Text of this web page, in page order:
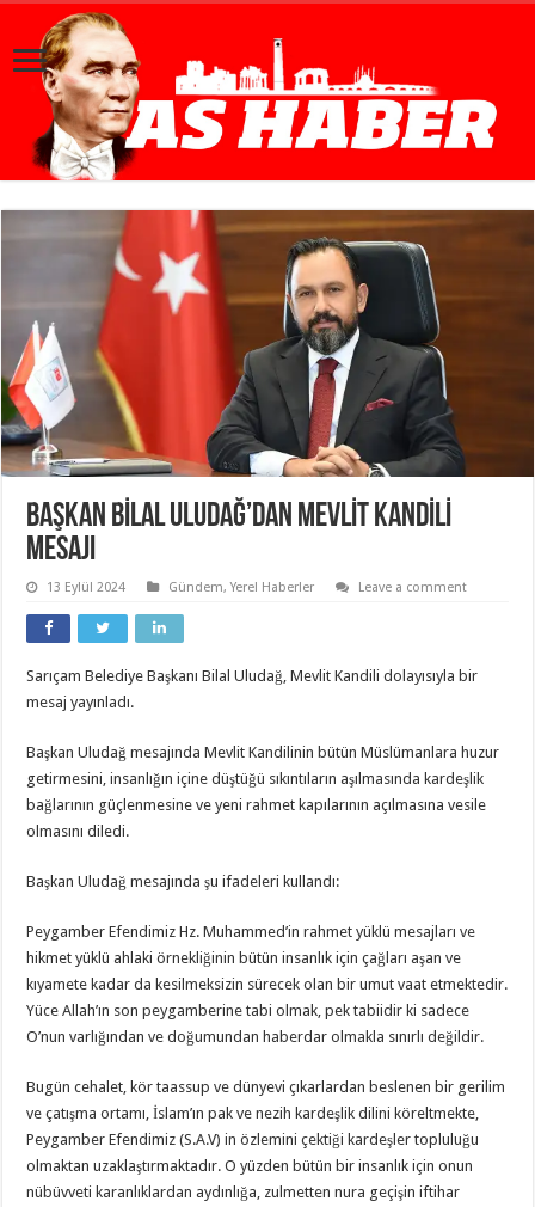
BAŞKAN BİLAL ULUDAĞ’DAN MEVLİT KANDİLİ
MESAJI
13 Eylül 2024 Gündem,Yerel Haberler Leave a comment
Sarıçam Belediye Başkanı Bilal Uludağ, Mevlit Kandili dolayısıyla bir
mesaj yayınladı.
Başkan Uludağ mesajında Mevlit Kandilinin bütün Müslümanlara huzur
getirmesini, insanlığın içine düştüğü sıkıntıların aşılmasında kardeşlik
bağlarının güçlenmesine ve yeni rahmet kapılarının açılmasına vesile
olmasını diledi.
Başkan Uludağ mesajında şu ifadeleri kullandı:
Peygamber Efendimiz Hz. Muhammed’in rahmet yüklü mesajları ve
hikmet yüklü ahlaki örnekliğinin bütün insanlık için çağları aşan ve
kıyamete kadar da kesilmeksizin sürecek olan bir umut vaat etmektedir.
Yüce Allah’ın son peygamberine tabi olmak, pek tabiidir ki sadece
O’nun varlığından ve doğumundan haberdar olmakla sınırlı değildir.
Bugün cehalet, kör taassup ve dünyevi çıkarlardan beslenen bir gerilim
ve çatışma ortamı, İslam’ın pak ve nezih kardeşlik dilini köreltmekte,
Peygamber Efendimiz (S.A.V) in özlemini çektiği kardeşler topluluğu
olmaktan uzaklaştırmaktadır. O yüzden bütün bir insanlık için onun
nübüvveti karanlıklardan aydınlığa, zulmetten nura geçişin iftihar